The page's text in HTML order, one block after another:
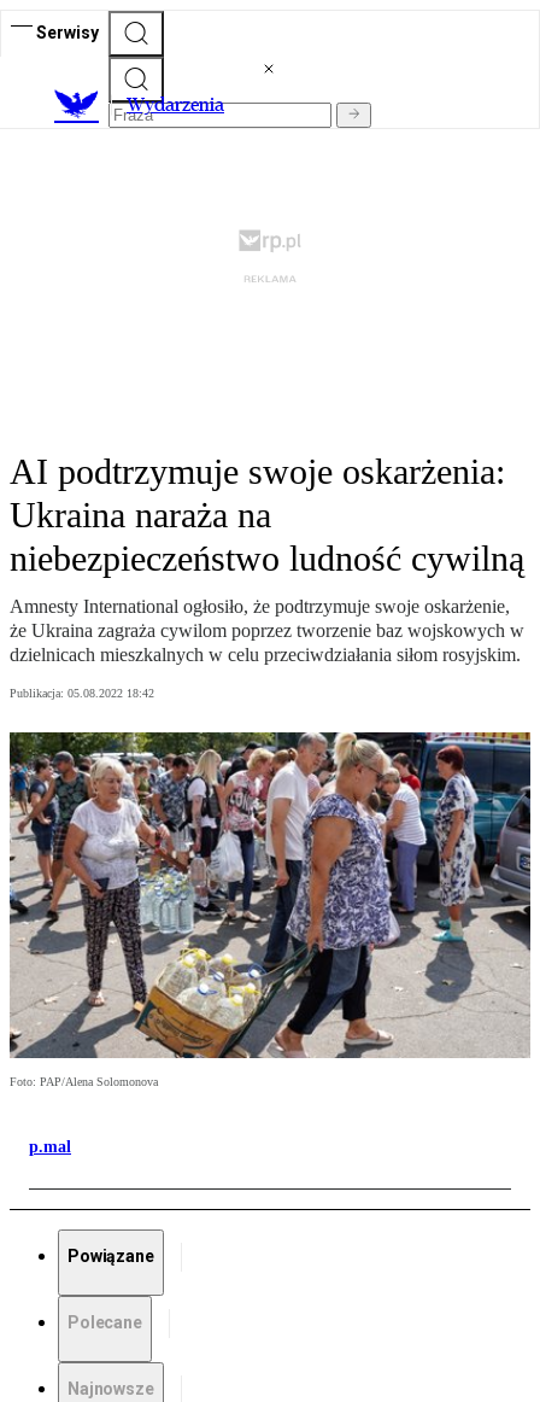
Serwisy
Wydarzenia
AI podtrzymuje swoje oskarżenia:
Ukraina naraża na
niebezpieczeństwo ludność cywilną
Amnesty International ogłosiło, że podtrzymuje swoje oskarżenie,
że Ukraina zagraża cywilom poprzez tworzenie baz wojskowych w
dzielnicach mieszkalnych w celu przeciwdziałania siłom rosyjskim.
Publikacja: 05.08.2022 18:42
Foto: PAP/Alena Solomonova
p.mal
Powiązane
Polecane
Najnowsze